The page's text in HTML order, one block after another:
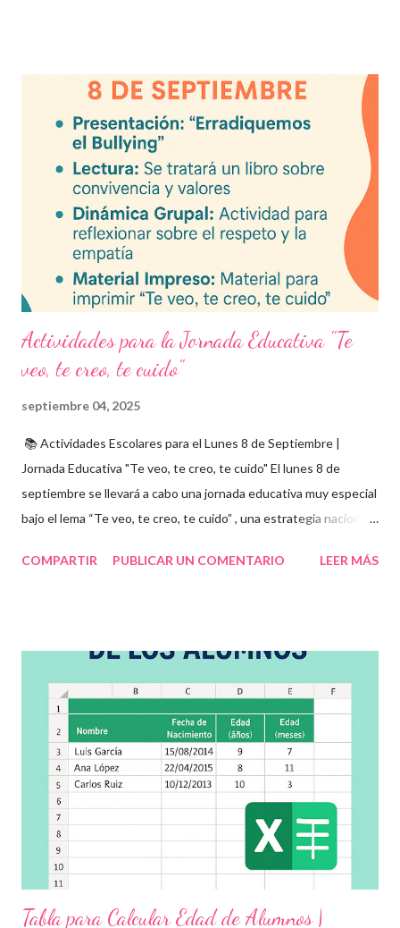
frecuentes Beneficios de utilizar estos exámenes trimestrales
Evaluaciones alineadas al programa oficial. Formato optimizado
para impresión o uso en plataformas educativas. Reactivos que
fortalecen la comprensión y el pensamiento crítico. Ideal para
formación docente y evaluación diagnóstica. Material
descargable PDF editable. Estos exámenes también pueden
integrarse en herramientas digitales pa...
Actividades para la Jornada Educativa "Te
veo, te creo, te cuido"
septiembre 04, 2025
📚 Actividades Escolares para el Lunes 8 de Septiembre |
Jornada Educativa "Te veo, te creo, te cuido" El lunes 8 de
septiembre se llevará a cabo una jornada educativa muy especial
bajo el lema “Te veo, te creo, te cuido” , una estrategia nacional
infantil , y promover la convivencia escolar armónica . Desde el
actividades educativas que podrás aplicar fácilmente en tu
grupo, desde preescolar hasta sexto grado de primaria. 🧠
Objetivos clave de la jornada Promover entornos seguros y
afectivos dentro de la comunidad escolar Sensibilizar sobre el
maltrato, acoso escolar y abuso infantil Desarrollar habilidades
como la empatía, la comunicación y el autocuidado Aplicar ...
COMPARTIR PUBLICAR UN COMENTARIO LEER MÁS
Tabla para Calcular Edad de Alumnos |